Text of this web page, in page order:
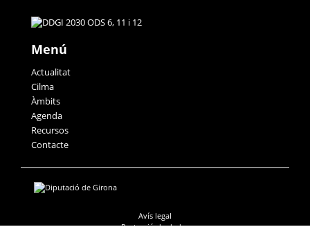
Menú
Actualitat
Cilma
Àmbits
Agenda
Recursos
Contacte
Avís legal